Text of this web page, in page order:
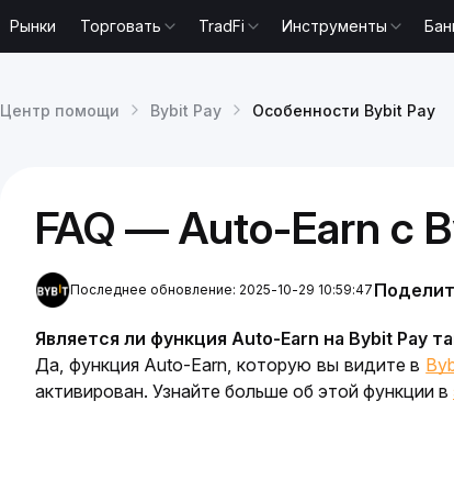
Рынки Торговать TradFi Инструменты
Центр помощи Bybit Pay Особенности Bybit Pay
FAQ — Auto-Earn с
Последнее обновление: 2025-10-29 10:59:47
Является ли функция Auto-Earn на Bybit Pay
Да, функция Auto-Earn, которую вы видите в
активирован. Узнайте больше об этой функции в